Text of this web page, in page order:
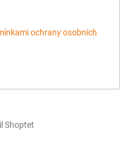
ochrany osobních
Shoptet